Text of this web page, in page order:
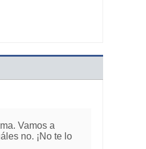
Vamos a
no. ¡No te lo